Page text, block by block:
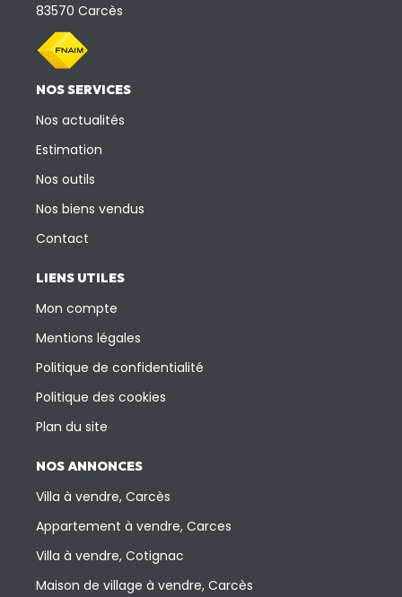
83570 Carcès
NOS SERVICES
Nos actualités
Estimation
Nos outils
Nos biens vendus
Contact
LIENS UTILES
Mon compte
Mentions légales
Politique de confidentialité
Politique des cookies
Plan du site
NOS ANNONCES
Villa à vendre, Carcès
Appartement à vendre, Carces
Villa à vendre, Cotignac
Maison de village à vendre, Carcès